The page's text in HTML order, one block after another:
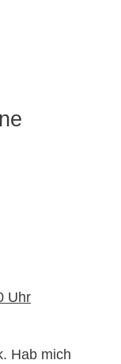
Uhr
Hab mich